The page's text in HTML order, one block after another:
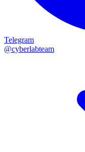
Telegram
@cyberlabteam